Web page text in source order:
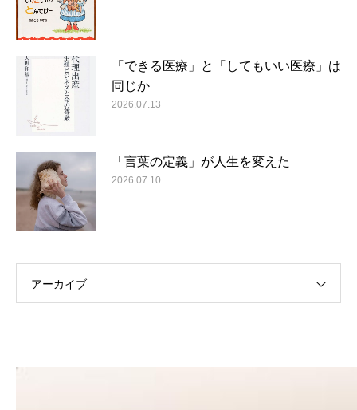
「できる医療」と「してもいい医療」は
同じか
2026.07.13
「言葉の定義」が人生を変えた
2026.07.10
アーカイブ